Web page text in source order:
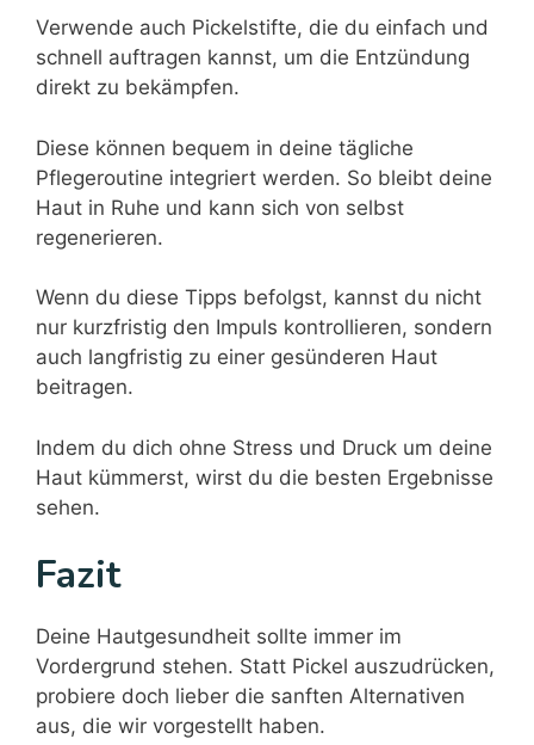
Verwende auch Pickelstifte, die du einfach und
schnell auftragen kannst, um die Entzündung
direkt zu bekämpfen.
Diese können bequem in deine tägliche
Pflegeroutine integriert werden. So bleibt deine
Haut in Ruhe und kann sich von selbst
regenerieren.
Wenn du diese Tipps befolgst, kannst du nicht
nur kurzfristig den Impuls kontrollieren, sondern
auch langfristig zu einer gesünderen Haut
beitragen.
Indem du dich ohne Stress und Druck um deine
Haut kümmerst, wirst du die besten Ergebnisse
sehen.
Fazit
Deine Hautgesundheit sollte immer im
Vordergrund stehen. Statt Pickel auszudrücken,
probiere doch lieber die sanften Alternativen
aus, die wir vorgestellt haben.